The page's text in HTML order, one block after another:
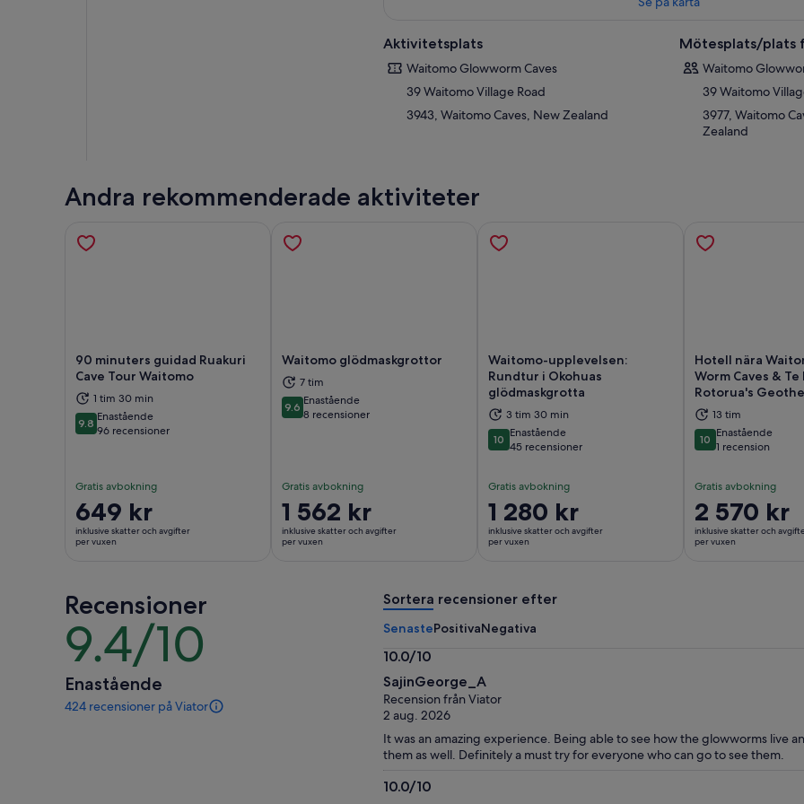
Aktivitetsplats
Waitomo Glowworm Caves
39 Waitomo Village Road
3943, Waitomo Caves, New Zealand
Mötesplats/plats
Waitomo
39 Waitomo
3977, Waitomo
Zealand
Andra rekommenderade aktiviteter
90 minuters guidad Ruakuri
Cave Tour Waitomo
1 tim 30 min
9.89.8 av 10
Enastående
96 recensioner
Gratis avbokning
Priset
är
649 kr
649 kr
inklusive skatter och avgifter
per vuxen
Waitomo glödmaskgrottor
7 tim
9.69.6 av 10
Enastående
8 recensioner
Gratis avbokning
Priset
är
1 562 kr
1 562 kr
inklusive skatter och avgifter
per vuxen
Waitomo-upplevelsen:
Rundtur i Okohuas
glödmaskgrotta
3 tim 30 min
1010 av 10
Enastående
45 recensioner
Gratis avbokning
Priset
är
1 280 kr
1 280 kr
inklusive skatter och avgifter
per vuxen
Öppnas i ny flik
Hotell nära
Worm Caves & Te
Rotorua's
13 tim
1010 av 10
Enastående
1 recension
Gratis avbokning
Priset
är
2 570 kr
2 570 kr
inklusive skatter och
per vuxen
Recensioner
9.4/10
9.4
av
10
Enastående
424 recensioner på Viator
424
Sortera recensioner efter
SenastePositivaNegativa
10.0/10
10.0
av
10
SajinGeorge_A
Recension från Viator
2 aug. 2026
It was an amazing experience. Being able to see how the glowworms live
them as well. Definitely a must try for everyone who can go to see them.
10.0/10